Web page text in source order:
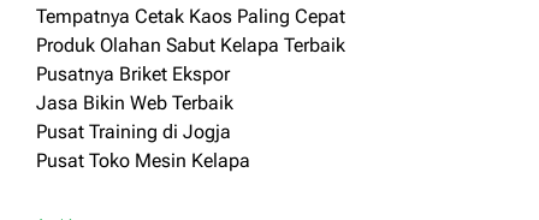
Tempatnya Cetak Kaos Paling Cepat
Produk Olahan Sabut Kelapa Terbaik
Pusatnya Briket Ekspor
Jasa Bikin Web Terbaik
Pusat Training di Jogja
Pusat Toko Mesin Kelapa